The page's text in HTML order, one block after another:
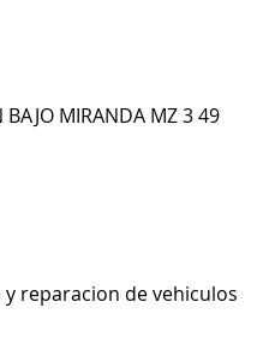
BAJO MIRANDA MZ 3 49
reparacion de vehiculos